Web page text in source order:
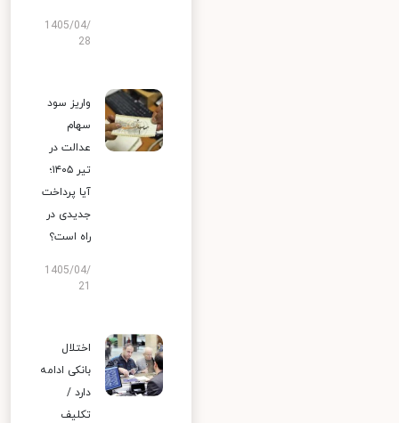
1405/04/
28
واریز سود
سهام
عدالت در
تیر ۱۴۰۵؛
آیا پرداخت
جدیدی در
راه است؟
1405/04/
اختلال
بانکی ادامه
دارد /
تکلیف